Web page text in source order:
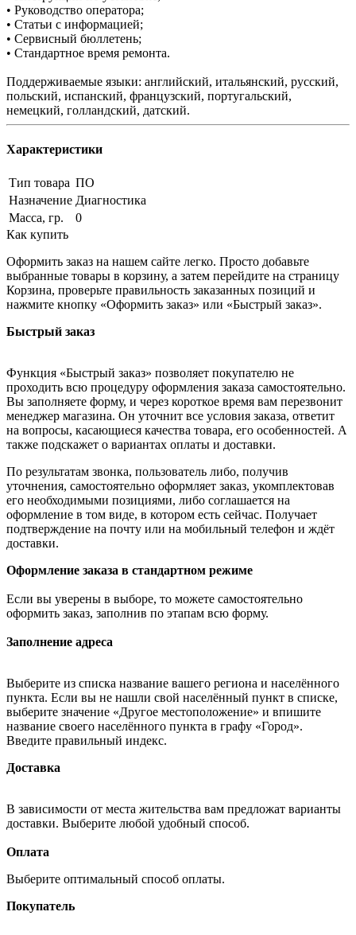
• Руководство оператора;
• Статьи с информацией;
• Сервисный бюллетень;
• Стандартное время ремонта.
Поддерживаемые языки: английский, итальянский, русский,
польский, испанский, французский, португальский,
немецкий, голландский, датский.
Характеристики
Тип товара ПО
Назначение Диагностика
Масса, гр.
0
Как купить
Оформить заказ на нашем сайте легко. Просто добавьте
выбранные товары в корзину, а затем перейдите на страницу
Корзина, проверьте правильность заказанных позиций и
нажмите кнопку «Оформить заказ» или «Быстрый заказ».
Быстрый заказ
Функция «Быстрый заказ» позволяет покупателю не
проходить всю процедуру оформления заказа самостоятельно.
Вы заполняете форму, и через короткое время вам перезвонит
менеджер магазина. Он уточнит все условия заказа, ответит
на вопросы, касающиеся качества товара, его особенностей. А
также подскажет о вариантах оплаты и доставки.
По результатам звонка, пользователь либо, получив
уточнения, самостоятельно оформляет заказ, укомплектовав
его необходимыми позициями, либо соглашается на
оформление в том виде, в котором есть сейчас. Получает
подтверждение на почту или на мобильный телефон и ждёт
доставки.
Оформление заказа в стандартном режиме
Если вы уверены в выборе, то можете самостоятельно
оформить заказ, заполнив по этапам всю форму.
Заполнение адреса
Выберите из списка название вашего региона и населённого
пункта. Если вы не нашли свой населённый пункт в списке,
выберите значение «Другое местоположение» и впишите
название своего населённого пункта в графу «Город».
Введите правильный индекс.
Доставка
В зависимости от места жительства вам предложат варианты
доставки. Выберите любой удобный способ.
Оплата
Выберите оптимальный способ оплаты.
Покупатель